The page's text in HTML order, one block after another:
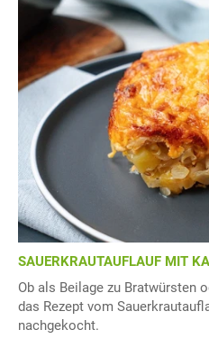
SAUERKRAUTAUFLAUF MIT
Ob als Beilage zu Bratwürsten
das Rezept vom
nachgekocht.